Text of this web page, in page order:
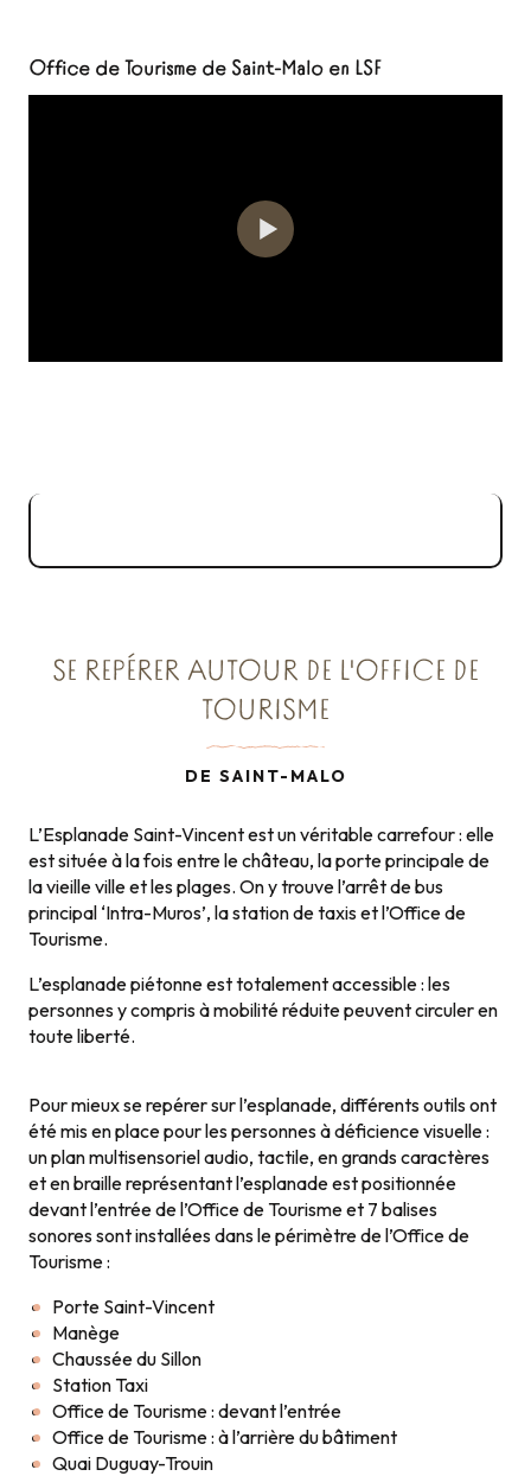
Office de Tourisme de Saint-Malo en LSF
SE REPÉRER AUTOUR DE L'OFFICE DE
TOURISME
DE SAINT-MALO
L’Esplanade Saint-Vincent est un véritable carrefour : elle
est située à la fois entre le château, la porte principale de
la vieille ville et les plages. On y trouve l’arrêt de bus
principal ‘Intra-Muros’, la station de taxis et l’Office de
Tourisme.
L’esplanade piétonne est totalement accessible : les
personnes y compris à mobilité réduite peuvent circuler en
toute liberté.
Pour mieux se repérer sur l’esplanade, différents outils ont
été mis en place pour les personnes à déficience visuelle :
un plan multisensoriel audio, tactile, en grands caractères
et en braille représentant l’esplanade est positionnée
devant l’entrée de l’Office de Tourisme et 7 balises
sonores sont installées dans le périmètre de l’Office de
Tourisme :
Porte Saint-Vincent
Manège
Chaussée du Sillon
Station Taxi
Office de Tourisme : devant l’entrée
Office de Tourisme : à l’arrière du bâtiment
Quai Duguay-Trouin